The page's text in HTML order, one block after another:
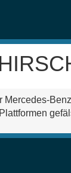
Mercedes-